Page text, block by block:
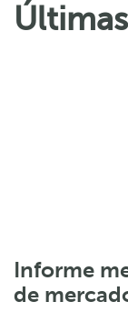
Informe
de